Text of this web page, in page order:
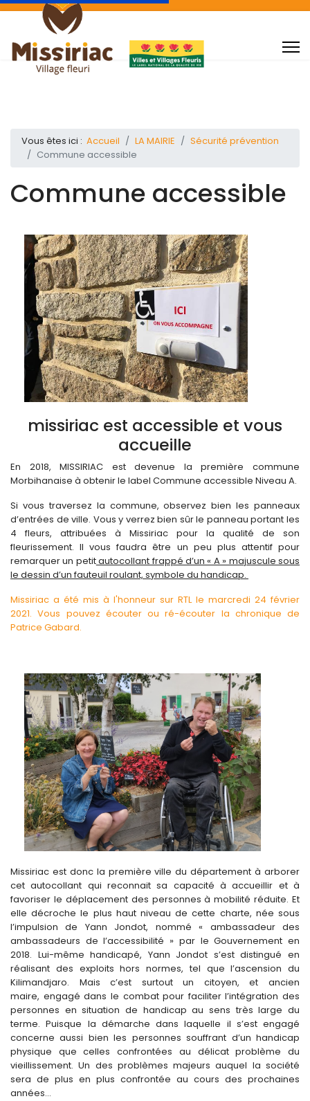
Vous êtes ici : Accueil LA MAIRIE
Sécurité prévention
Commune accessible
Commune accessible
missiriac est accessible et vous
accueille
En 2018, MISSIRIAC est devenue la première commune
Morbihanaise à obtenir le label Commune accessible Niveau A.
Si vous traversez la commune, observez bien les panneaux
d’entrées de ville. Vous y verrez bien sûr le panneau portant les
4 fleurs, attribuées à Missiriac pour la qualité de son
fleurissement. Il vous faudra être un peu plus attentif pour
remarquer un petitautocollant frappé d’un « A » majuscule sous
le dessin d’un fauteuil roulant, symbole du handicap.
Missiriac a été mis à l'honneur sur RTL le marcredi 24 février
2021. Vous pouvez écouter ou ré-écouter la chronique de
Patrice Gabard.
Missiriac est donc la première ville du département à arborer
cet autocollant qui reconnait sa capacité à accueillir et à
favoriser le déplacement des personnes à mobilité réduite. Et
elle décroche le plus haut niveau de cette charte, née sous
l’impulsion de Yann Jondot, nommé « ambassadeur des
ambassadeurs de l’accessibilité » par le Gouvernement en
2018. Lui-même handicapé, Yann Jondot s’est distingué en
réalisant des exploits hors normes, tel que l’ascension du
Kilimandjaro. Mais c’est surtout un citoyen, et ancien
maire, engagé dans le combat pour faciliter l’intégration des
personnes en situation de handicap au sens très large du
terme. Puisque la démarche dans laquelle il s’est engagé
concerne aussi bien les personnes souffrant d’un handicap
physique que celles confrontées au délicat problème du
vieillissement. Un des problèmes majeurs auquel la société
sera de plus en plus confrontée au cours des prochaines
années…